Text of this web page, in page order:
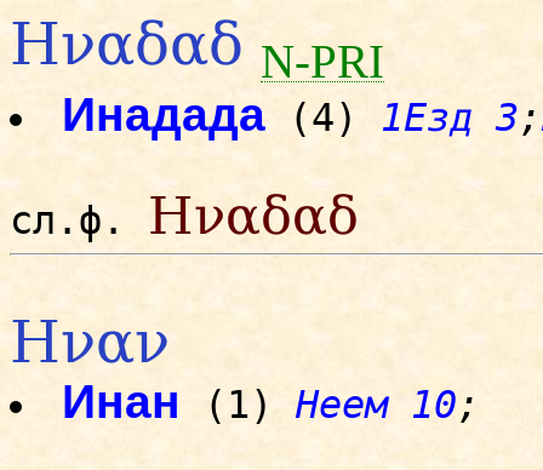
Ηναδαδ N-PRI
Инадада(4) 1Езд 3;
сл.ф. Ηναδαδ
Ηναν
Инан (1) Неем 10;